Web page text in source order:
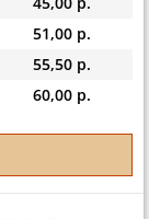
51,00 р.
55,50 р.
60,00 р.